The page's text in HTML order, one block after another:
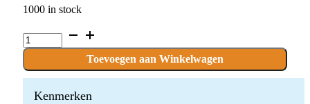
1000 in stock
C.79KSF.104.040
x
boor
quantity
Toevoegen aan Winkelwagen
Kenmerken